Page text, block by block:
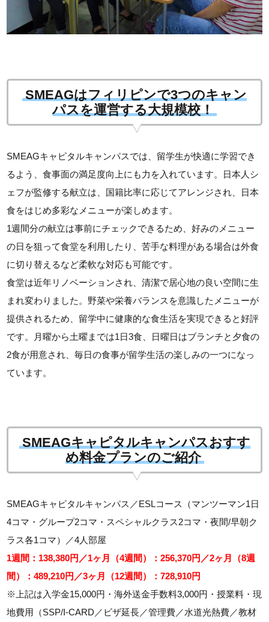
SMEAGはフィリピンで3つのキャン
パスを運営する大規模校！
SMEAGキャピタルキャンパスでは、留学生が快適に学習でき
るよう、食事面の満足度向上にも力を入れています。日本人シ
ェフが監修する献立は、国籍比率に応じてアレンジされ、日本
食をはじめ多彩なメニューが楽しめます。
1週間分の献立は事前にチェックできるため、好みのメニュー
の日を狙って食堂を利用したり、苦手な料理がある場合は外食
に切り替えるなど柔軟な対応も可能です。
食堂は近年リノベーションされ、清潔で居心地の良い空間に生
まれ変わりました。野菜や栄養バランスを意識したメニューが
提供されるため、留学中に健康的な食生活を実現できると好評
です。月曜から土曜までは1日3食、日曜日はブランチと夕食の
2食が用意され、毎日の食事が留学生活の楽しみの一つになっ
ています。
SMEAGキャピタルキャンパスおすす
め料金プランのご紹介
SMEAGキャピタルキャンパス／ESLコース（マンツーマン1日
4コマ・グループ2コマ・スペシャルクラス2コマ・夜間/早朝ク
ラス各1コマ）／4人部屋
1週間：138,380円／1ヶ月（4週間）：256,370円／2ヶ月（8週
間）：489,210円／3ヶ月（12週間）：728,910円
※上記は入学金15,000円・海外送金手数料3,000円・授業料・現
地費用（SSP/I-CARD／ビザ延長／管理費／水道光熱費／教材